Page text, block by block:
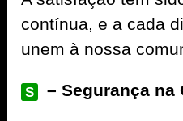
contínua, e a cada
unem à nossa
S – Segurança na